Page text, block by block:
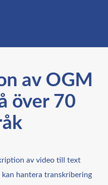
av OGM
över 70
av video till text
hantera transkribering